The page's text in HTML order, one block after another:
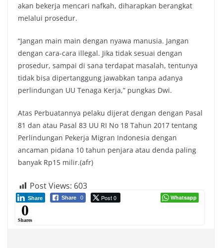
akan bekerja mencari nafkah, diharapkan berangkat
melalui prosedur.
“Jangan main main dengan nyawa manusia. Jangan
dengan cara-cara illegal. Jika tidak sesuai dengan
prosedur, sampai di sana terdapat masalah, tentunya
tidak bisa dipertanggung jawabkan tanpa adanya
perlindungan UU Tenaga Kerja,” pungkas Dwi.
Atas Perbuatannya pelaku dijerat dengan dengan Pasal
81 dan atau Pasal 83 UU RI No 18 Tahun 2017 tentang
Perlindungan Pekerja Migran Indonesia dengan
ancaman pidana 10 tahun penjara atau denda paling
banyak Rp15 milir.(afr)
Post Views: 603
Share 0 Post 0
Share Whatsapp
0
Shares